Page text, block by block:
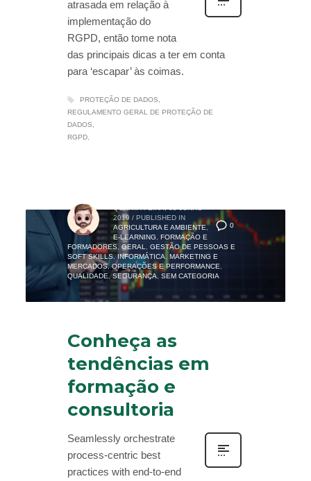
atrasada em relação à
implementação do
RGPD, então tome nota
das principais dicas a ter em conta
para ‘escapar’ às coimas.
PROTEÇÃO DE DADOS
REGULAMENTO GERAL DE PROTEÇÃO DE
DADOS
RGPD
0
2019 / PUBLISHED IN
AGRICULTURA E AMBIENTE,
E-LEARNING
,FORMAÇÃO E
FORMADORES ,GERAL ,GESTÃO DE PESSOAS E
SOFT SKILLS,INFORMÁTICA ,MARKETING E
MERCADOS,OPERAÇÕES E PERFORMANCE
QUALIDADE,SEGURANÇA ,SEM CATEGORIA
Conheça as
tendências em
formação e
consultoria
Seamlessly orchestrate
process-centric best
practices with end-to-end